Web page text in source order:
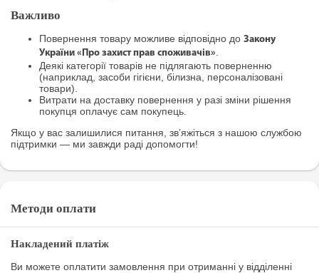
Важливо
Повернення товару можливе відповідно до Закону
України «Про захист прав споживачів».
Деякі категорії товарів не підлягають поверненню
(наприклад, засоби гігієни, білизна, персоналізовані
товари).
Витрати на доставку повернення у разі зміни рішення
покупця оплачує сам покупець.
Якщо у вас залишилися питання, зв’яжіться з нашою службою
підтримки — ми завжди раді допомогти!
Методи оплати
Накладений платіж
Ви можете оплатити замовлення при отриманні у відділенні